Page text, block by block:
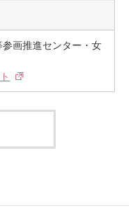
画推進センター・女